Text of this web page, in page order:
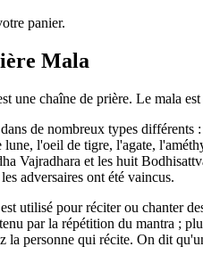
panier.
Mala
une chaîne de prière. Le mala
de nombreux types différents
l'oeil de tigre, l'agate,
Vajradhara et les huit
adversaires ont été vaincus.
utilisé pour réciter ou chanter
par la répétition du mantra ;
la personne qui récite. On dit